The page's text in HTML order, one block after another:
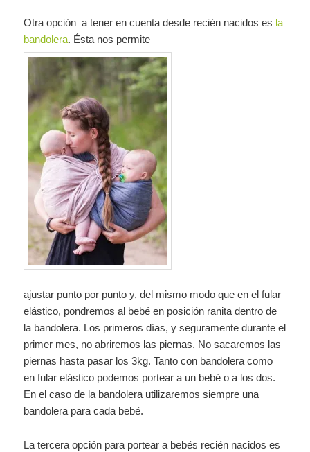
Otra opción a tener en cuenta desde recién nacidos es la
bandolera. Ésta nos permite
ajustar punto por punto y, del mismo modo que en el fular
elástico, pondremos al bebé en posición ranita dentro de
la bandolera. Los primeros días, y seguramente durante el
primer mes, no abriremos las piernas. No sacaremos las
piernas hasta pasar los 3kg. Tanto con bandolera como
en fular elástico podemos portear a un bebé o a los dos.
En el caso de la bandolera utilizaremos siempre una
bandolera para cada bebé.
La tercera opción para portear a bebés recién nacidos es